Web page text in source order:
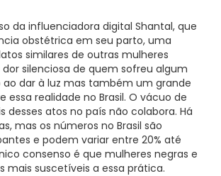
da influenciadora digital Shantal, que
obstétrica em seu parto, uma
similares de outras mulheres
silenciosa de quem sofreu algum
ao dar à luz mas também um grande
essa realidade no Brasil. O vácuo de
desses atos no país não colabora. Há
mas os números no Brasil são
e podem variar entre 20% até
consenso é que mulheres negras e
mais suscetíveis a essa prática.